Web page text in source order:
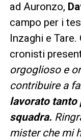
ad Auronzo,
campo per i
Inzaghi e
cronisti
orgoglioso e
contribuire a
lavorato tanto
squadra.
mister che mi